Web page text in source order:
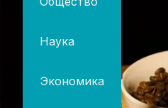
Наука
Экономика